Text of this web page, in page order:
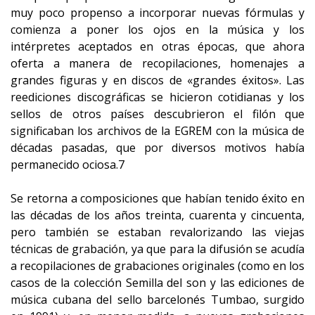
muy poco propenso a incorporar nuevas fórmulas y
comienza a poner los ojos en la música y los
intérpretes aceptados en otras épocas, que ahora
oferta a manera de recopilaciones, homenajes a
grandes figuras y en discos de «grandes éxitos». Las
reediciones discográficas se hicieron cotidianas y los
sellos de otros países descubrieron el filón que
significaban los archivos de la EGREM con la música de
décadas pasadas, que por diversos motivos había
permanecido ociosa.7
Se retorna a composiciones que habían tenido éxito en
las décadas de los años treinta, cuarenta y cincuenta,
pero también se estaban revalorizando las viejas
técnicas de grabación, ya que para la difusión se acudía
a recopilaciones de grabaciones originales (como en los
casos de la colección Semilla del son y las ediciones de
música cubana del sello barcelonés Tumbao, surgido